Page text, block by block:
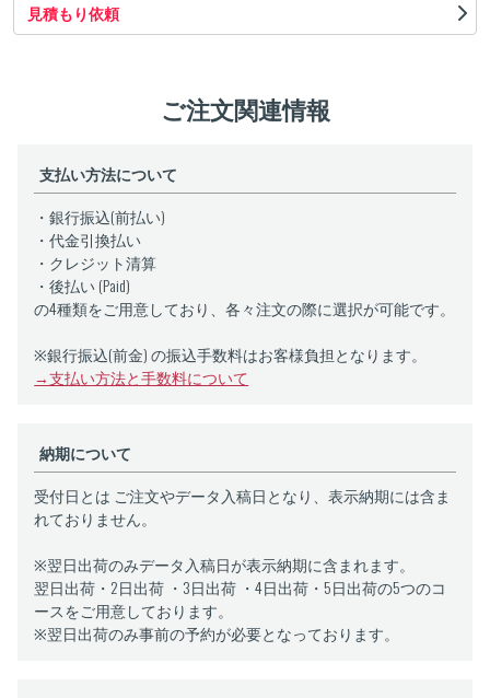
見積もり依頼
ご注文関連情報
支払い方法について
・銀行振込(前払い)
・代金引換払い
・クレジット清算
・後払い (Paid)
の4種類をご用意しており、各々注文の際に選択が可能です。
※銀行振込(前金) の振込手数料はお客様負担となります。
→支払い方法と手数料について
納期について
受付日とは ご注文やデータ入稿日となり、表示納期には含ま
れておりません。
※翌日出荷のみデータ入稿日が表示納期に含まれます。
翌日出荷・2日出荷 ・3日出荷 ・4日出荷・5日出荷の5つのコ
ースをご用意しております。
※翌日出荷のみ事前の予約が必要となっております。